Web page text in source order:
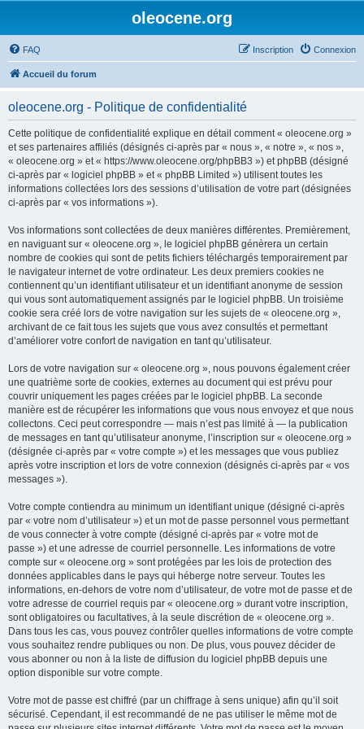
oleocene.org
FAQ Connexion
Inscription
Accueil du forum
oleocene.org - Politique de confidentialité
Cette politique de confidentialité explique en détail comment « oleocene.org »
et ses partenaires affiliés (désignés ci-après par « nous », « notre », « nos »,
« oleocene.org » et « https://www.oleocene.org/phpBB3 ») et phpBB (désigné
ci-après par « logiciel phpBB » et « phpBB Limited ») utilisent toutes les
informations collectées lors des sessions d’utilisation de votre part (désignées
ci-après par « vos informations »).
Vos informations sont collectées de deux manières différentes. Premièrement,
en naviguant sur « oleocene.org », le logiciel phpBB génèrera un certain
nombre de cookies qui sont de petits fichiers téléchargés temporairement par
le navigateur internet de votre ordinateur. Les deux premiers cookies ne
contiennent qu’un identifiant utilisateur et un identifiant anonyme de session
qui vous sont automatiquement assignés par le logiciel phpBB. Un troisième
cookie sera créé lors de votre navigation sur les sujets de « oleocene.org »,
archivant de ce fait tous les sujets que vous avez consultés et permettant
d’améliorer votre confort de navigation en tant qu’utilisateur.
Lors de votre navigation sur « oleocene.org », nous pouvons également créer
une quatrième sorte de cookies, externes au document qui est prévu pour
couvrir uniquement les pages créées par le logiciel phpBB. La seconde
manière est de récupérer les informations que vous nous envoyez et que nous
collectons. Ceci peut correspondre — mais n’est pas limité à — la publication
de messages en tant qu’utilisateur anonyme, l’inscription sur « oleocene.org »
(désignée ci-après par « votre compte ») et les messages que vous publiez
après votre inscription et lors de votre connexion (désignés ci-après par « vos
messages »).
Votre compte contiendra au minimum un identifiant unique (désigné ci-après
par « votre nom d’utilisateur ») et un mot de passe personnel vous permettant
de vous connecter à votre compte (désigné ci-après par « votre mot de
passe ») et une adresse de courriel personnelle. Les informations de votre
compte sur « oleocene.org » sont protégées par les lois de protection des
données applicables dans le pays qui héberge notre serveur. Toutes les
informations, en-dehors de votre nom d’utilisateur, de votre mot de passe et de
votre adresse de courriel requis par « oleocene.org » durant votre inscription,
sont obligatoires ou facultatives, à la seule discrétion de « oleocene.org ».
Dans tous les cas, vous pouvez contrôler quelles informations de votre compte
vous souhaitez rendre publiques ou non. De plus, vous pouvez décider de
vous abonner ou non à la liste de diffusion du logiciel phpBB depuis une
option disponible sur votre compte.
Votre mot de passe est chiffré (par un chiffrage à sens unique) afin qu’il soit
sécurisé. Cependant, il est recommandé de ne pas utiliser le même mot de